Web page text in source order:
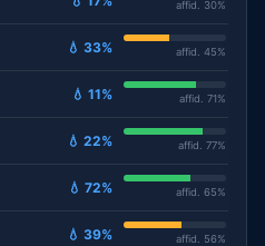
affid. 30%
💧 33% affid. 45%
💧 11% affid. 71%
💧 22% affid. 77%
💧 72% affid. 65%
💧 39% affid. 56%